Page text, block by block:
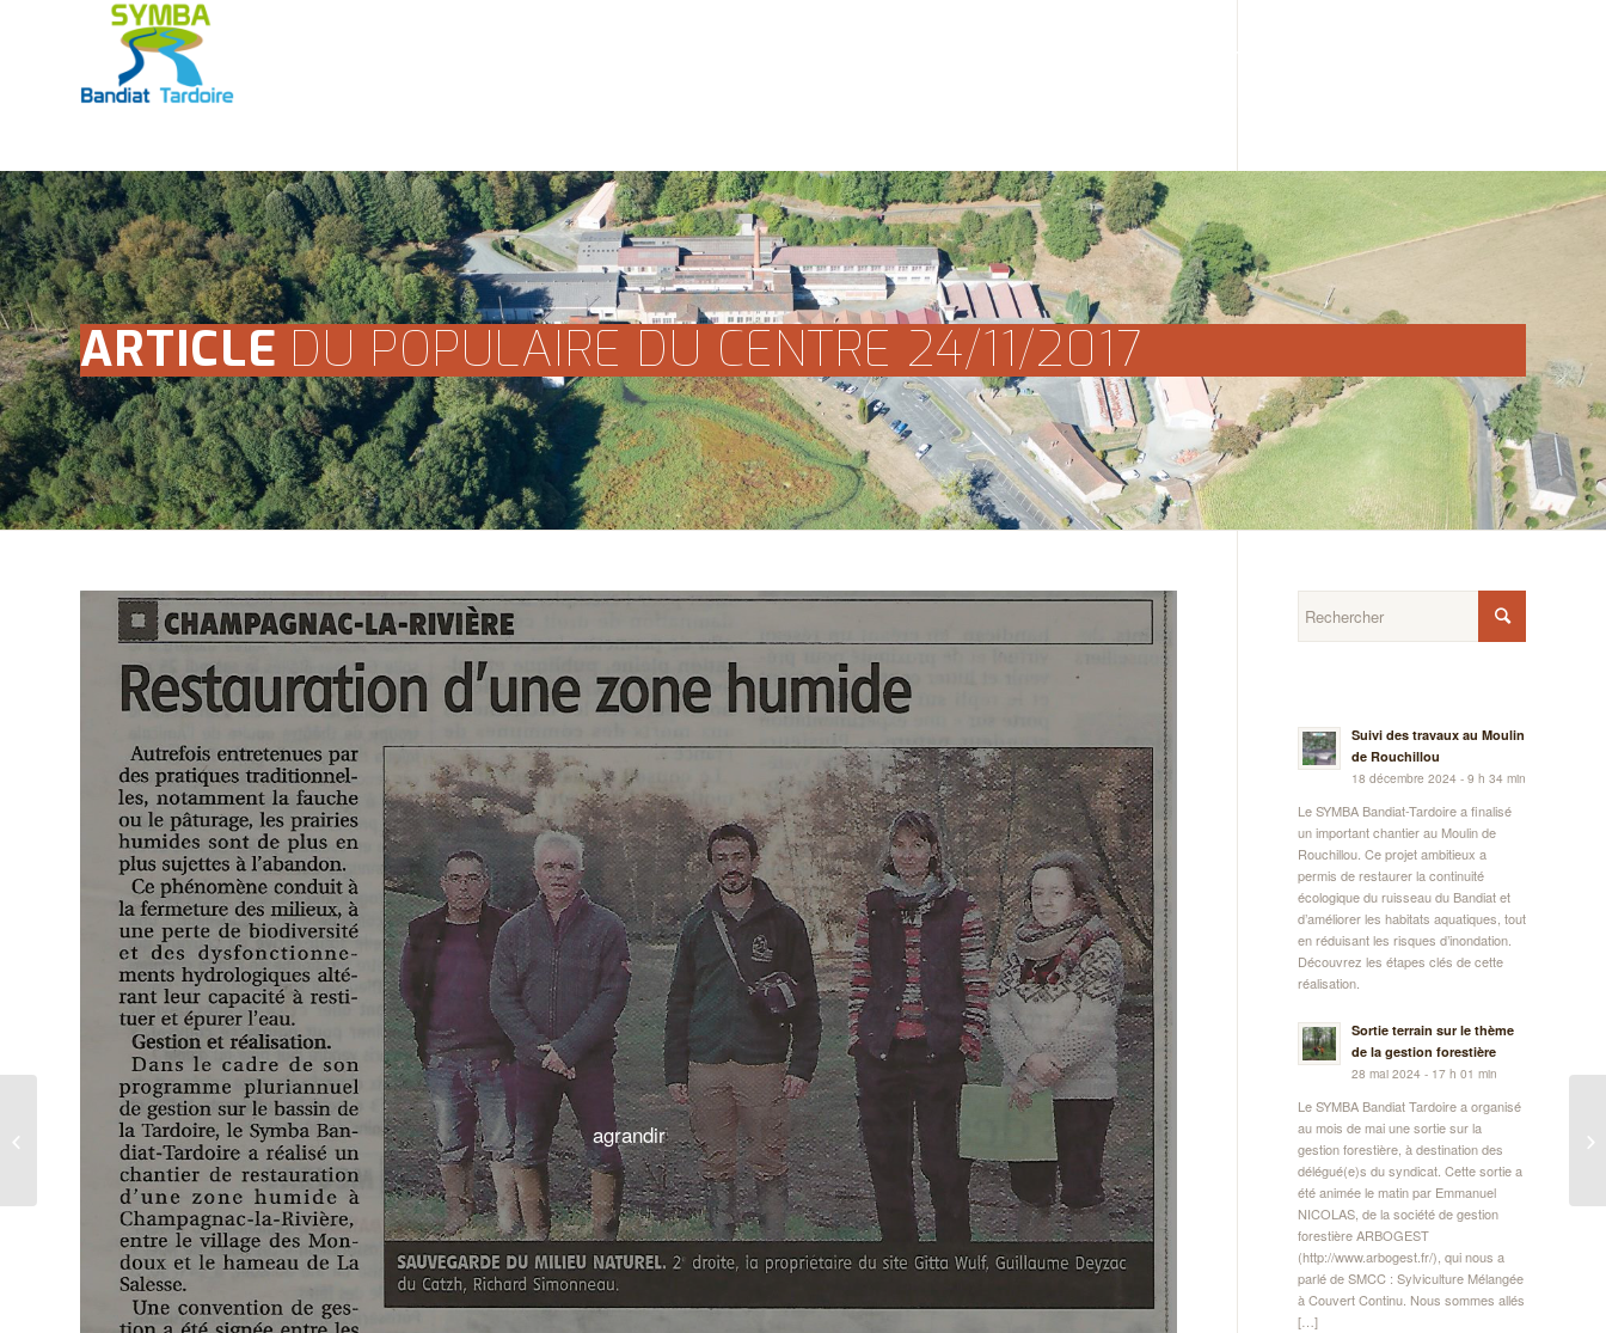
Documentation
ARTICLE DU POPULAIRE DU CENTRE 24/11/2017
agrandir
Suivi des travaux au Moulin
de Rouchillou
18 décembre 2024 - 9 h 34 min
Le SYMBA Bandiat-Tardoire a finalisé
un important chantier au Moulin de
Rouchillou. Ce projet ambitieux a
permis de restaurer la continuité
écologique du ruisseau du Bandiat et
d’améliorer les habitats aquatiques, tout
en réduisant les risques d’inondation.
Découvrez les étapes clés de cette
réalisation.
Sortie terrain sur le thème
de la gestion forestière
28 mai 2024 - 17 h 01 min
Le SYMBA Bandiat Tardoire a organisé
au mois de mai une sortie sur la
gestion forestière, à destination des
délégué(e)s du syndicat. Cette sortie a
été animée le matin par Emmanuel
NICOLAS, de la société de gestion
forestière ARBOGEST
(http://www.arbogest.fr/), qui nous a
parlé de SMCC : Sylviculture Mélangée
à Couvert Continu. Nous sommes allés
[…]
Journée d’information –
Un meilleur
fonctionnement des